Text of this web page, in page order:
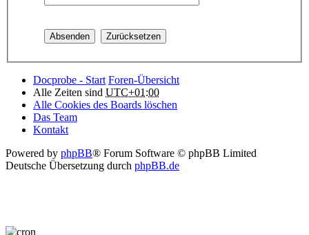
Docprobe - Start Foren-Übersicht
Alle Zeiten sind UTC+01:00
Alle Cookies des Boards löschen
Das Team
Kontakt
Powered by phpBB® Forum Software © phpBB Limited
Deutsche Übersetzung durch phpBB.de